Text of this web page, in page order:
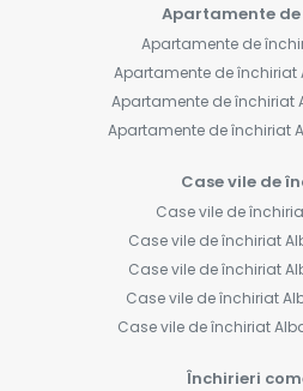
Apartamente
Apartamente de
Apartamente de închiriat
Apartamente de închiriat
Apartamente de închiriat
Case vile de
Case vile de
Case vile de închiriat
Case vile de închiriat
Case vile de închiriat
Case vile de închiriat
Închirieri